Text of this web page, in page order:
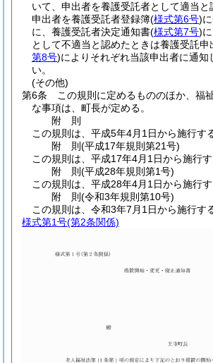
いて、申出者を養護受託者として適当
申出者を養護受託者登録簿(様式第6号)
に、養護受託者決定通知書(様式第7号)
として不適当と認めたときは養護受託申
第8号)によりそれぞれ当該申出者に通知
い。
(その他)
第6条
この規則に定めるもののほか、福
な事項は、町長が定める。
附 則
この規則は、平成5年4月1日から施行す
附 則(平成17年規則第21号)
この規則は、平成17年4月1日から施行す
附 則(平成28年規則第1号)
この規則は、平成28年4月1日から施行す
附 則(令和3年規則第10号)
この規則は、令和3年7月1日から施行す
様式第1号(第2条関係)